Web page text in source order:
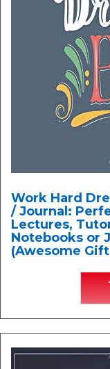
Work Hard
/ Journal:
Lectures,
Notebooks or
(Awesome